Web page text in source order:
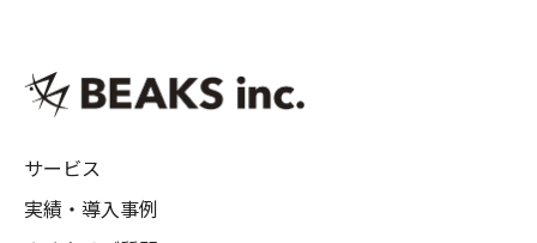
サービス
実績・導入事例